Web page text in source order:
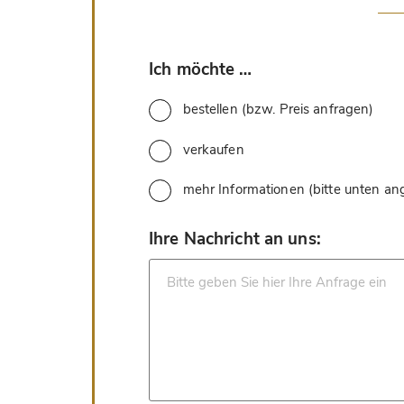
Ich möchte …
bestellen (bzw. Preis anfragen)
verkaufen
mehr Informationen (bitte unten
Ihre Nachricht an uns: